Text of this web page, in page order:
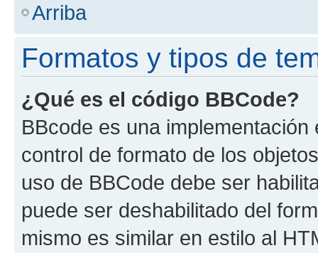
Arriba
Formatos y tipos de
¿Qué es el código BBCode?
BBcode es una
control de formato de los
uso de BBCode debe ser
puede ser deshabilitado del
mismo es similar en estilo al